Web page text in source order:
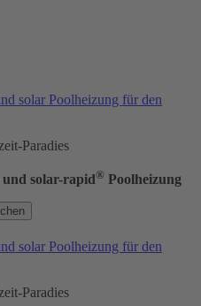
Paradies
und solar-rapid® Poolheizung
Paradies